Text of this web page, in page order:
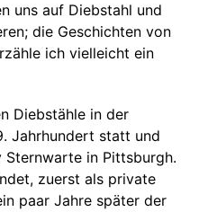
uns auf Diebstahl und
die Geschichten von
ich vielleicht ein
Diebstähle in der
Jahrhundert statt und
Sternwarte in Pittsburgh.
zuerst als private
paar Jahre später der